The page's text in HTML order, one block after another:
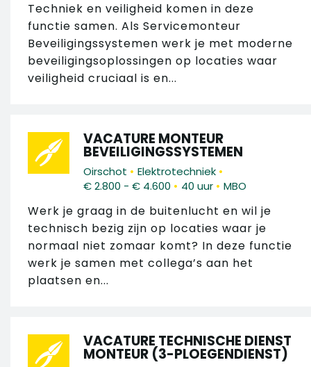
Techniek en veiligheid komen in deze
functie samen. Als Servicemonteur
Beveiligingssystemen werk je met moderne
beveiligingsoplossingen op locaties waar
veiligheid cruciaal is en...
VACATURE MONTEUR
BEVEILIGINGSSYSTEMEN
Oirschot • Elektrotechniek •
€ 2.800 - € 4.600 • 40 uur • MBO
Werk je graag in de buitenlucht en wil je
technisch bezig zijn op locaties waar je
normaal niet zomaar komt? In deze functie
werk je samen met collega’s aan het
plaatsen en...
VACATURE TECHNISCHE DIENST
MONTEUR (3-PLOEGENDIENST)